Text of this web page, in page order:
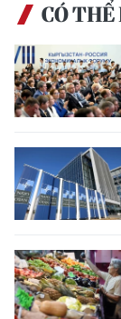
FRANÇAIS
РУССКИЙ
ESPAÑOL
CÓ